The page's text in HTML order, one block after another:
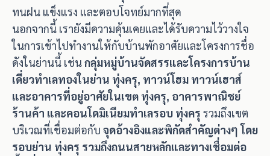
ทนฝน แข็งแรง และตอบโจทย์มากที่สุด
นอกจากนี้ เรายังมีความคุ้นเคยและได้รับความไว้วางใจ
ในการเข้าไปทำงานให้กับบ้านพักอาศัยและโครงการชื่อ
ดังในย่านนี้ เช่นกลุ่มหมู่บ้านจัดสรรและโครงการบ้าน
เดี่ยวทำเลทองในย่าน ทุ่งครุ, ทาวน์โฮม ทาวน์เฮาส์
และอาคารที่อยู่อาศัยในเขต ทุ่งครุ, อาคารพาณิชย์
ร้านค้า และคอนโดมิเนียมทำเลรอบ ทุ่งครุ รวมถึงเขต
บริเวณที่เชื่อมต่อกับ จุดอ้างอิงและพิกัดสำคัญต่างๆ โดย
รอบย่าน ทุ่งครุ รวมถึงถนนสายหลักและทางเชื่อมต่อ